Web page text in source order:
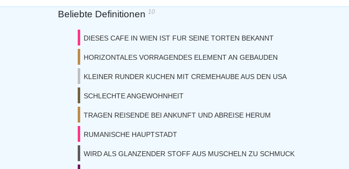
Beliebte Definitionen 10
DIESES CAFE IN WIEN IST FUR SEINE TORTEN BEKANNT
HORIZONTALES VORRAGENDES ELEMENT AN GEBAUDEN
KLEINER RUNDER KUCHEN MIT CREMEHAUBE AUS DEN USA
SCHLECHTE ANGEWOHNHEIT
TRAGEN REISENDE BEI ANKUNFT UND ABREISE HERUM
RUMANISCHE HAUPTSTADT
WIRD ALS GLANZENDER STOFF AUS MUSCHELN ZU SCHMUCK